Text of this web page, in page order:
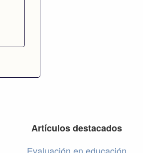
Artículos destacados